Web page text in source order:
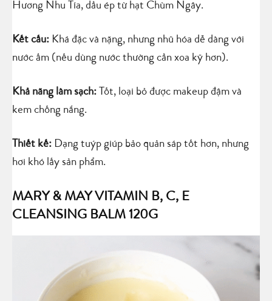
Hương Nhu Tía, dầu ép từ hạt Chùm Ngây.
Kết cấu: Khá đặc và nặng, nhưng nhũ hóa dễ dàng với
nước ấm (nếu dùng nước thường cần xoa kỹ hơn).
Khả năng làm sạch: Tốt, loại bỏ được makeup đậm và
kem chống nắng.
Thiết kế: Dạng tuýp giúp bảo quản sáp tốt hơn, nhưng
hơi khó lấy sản phẩm.
MARY & MAY VITAMIN B, C, E
CLEANSING BALM 120G